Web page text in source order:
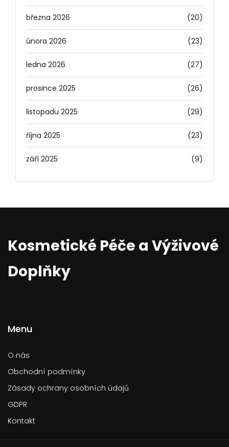
března 2026 (20)
února 2026 (23)
ledna 2026 (27)
prosince 2025 (26)
listopadu 2025 (29)
října 2025 (23)
září 2025 (9)
Kosmetické Péče a Výživové
Doplňky
Menu
O nás
Obchodní podmínky
Zásady ochrany osobních údajů
GDPR
Kontakt